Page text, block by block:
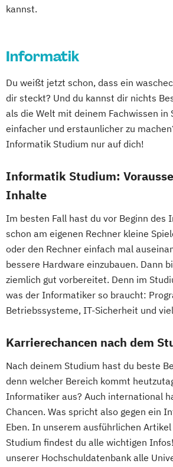
Pflegemanagement
Software Engineering
Soziale
Sozialmanagement
Technische
Technologie- und
Verfahrenstechnik
Wirtschaftsinformatik und IT-
Wirtschaftsingenieurwesen
Wirtschaftsingenieurwesen
Energiesysteme mit
Wirtschaftspsychologie
Energiespeichertechnik
Energiewirtschaft und -
Engineering Management
Fahrzeugtechnik Game
IT-Sicherheit
Industriedesign
Innovations- und
Kommunikationsdesign
Kunststofftechnik
Leit- und Sicherungstechnik
Maschinenbau
Materials
Mathematik für Studierende
ingenieurwissenschaftlicher
wirtschaftswissenschaftlicher
Mechatronik
Medizintechnik
Mensch-Computer-Interaktion
Nachhaltiges Design
Nationale und internationale
kannst.
Informatik
Du weißt jetzt schon, dass ein
dir steckt? Und du kannst dir nichts
als die Welt mit deinem Fachwissen in
einfacher und erstaunlicher zu
Informatik Studium nur auf dich!
Informatik Studium:
Inhalte
Im besten Fall hast du vor Beginn des
schon am eigenen Rechner kleine
oder den Rechner einfach mal
bessere Hardware einzubauen. Dann
ziemlich gut vorbereitet. Denn im
was der Informatiker so braucht:
Betriebssysteme, IT-Sicherheit und
Karrierechancen nach dem
Nach deinem Studium hast du beste
denn welcher Bereich kommt
Informatiker aus? Auch international
Chancen. Was spricht also gegen ein
Eben. In unserem ausführlichen
Studium findest du alle wichtigen
unserer Hochschuldatenbank alle